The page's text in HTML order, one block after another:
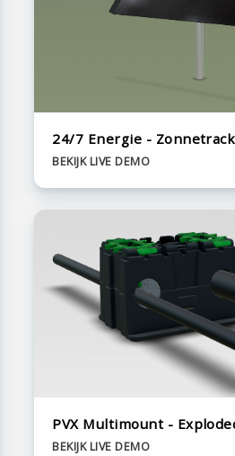
24/7 Energie -
BEKIJK LIVE DEMO
PVX Multimount -
BEKIJK LIVE DEMO